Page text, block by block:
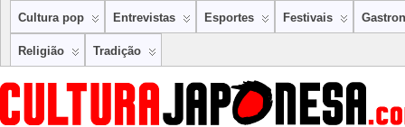
Cultura pop Entrevistas Esportes Festivais
Religião Tradição